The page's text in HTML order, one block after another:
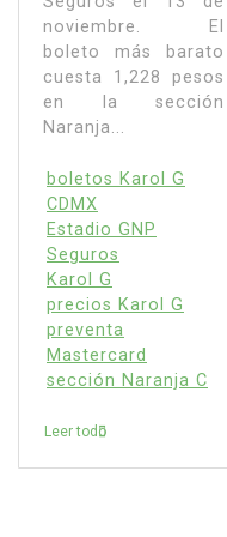
noviembre. El
boleto más barato
cuesta 1,228 pesos
en la sección
Naranja...
boletos Karol G
CDMX
Estadio GNP
Seguros
Karol G
precios Karol G
preventa
Mastercard
sección Naranja C
Leer todo